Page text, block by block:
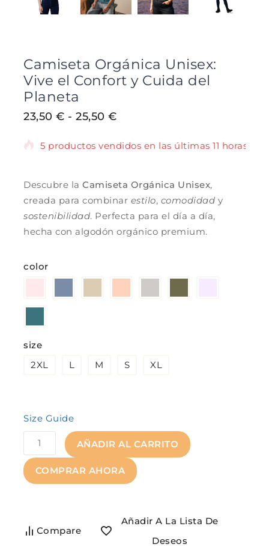
Camiseta Orgánica Unisex:
Vive el Confort y Cuida del
Planeta
23,50 € - 25,50 €
5 productos vendidos en las últimas 11 horas
tienen en su carrito.
Descubre la Camiseta Orgánica Unisex,
creada para combinar estilo, comodidad y
sostenibilidad. Perfecta para el día a día,
hecha con algodón orgánico premium.
color
size
2XL
L M S XL
Size Guide
AÑADIR AL CARRITO
COMPRAR AHORA
Compare
Añadir A La Lista De
Deseos